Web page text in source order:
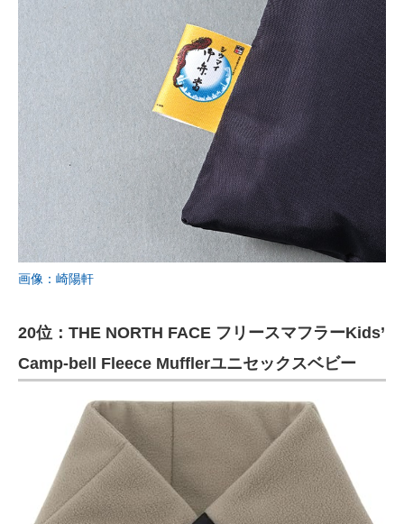
画像：崎陽軒
20位：THE NORTH FACE フリースマフラーKids’
Camp-bell Fleece Mufflerユニセックスベビー